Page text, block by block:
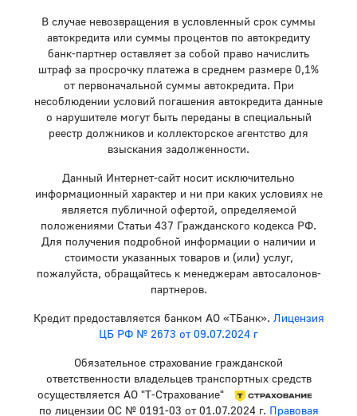
В случае невозвращения в условленный срок суммы
автокредита или суммы процентов по автокредиту
банк-партнер оставляет за собой право начислить
штраф за просрочку платежа в среднем размере 0,1%
от первоначальной суммы автокредита. При
несоблюдении условий погашения автокредита данные
о нарушителе могут быть переданы в специальный
реестр должников и коллекторское агентство для
взыскания задолженности.
Данный Интернет-сайт носит исключительно
информационный характер и ни при каких условиях не
является публичной офертой, определяемой
положениями Статьи 437 Гражданского кодекса РФ.
Для получения подробной информации о наличии и
стоимости указанных товаров и (или) услуг,
пожалуйста, обращайтесь к менеджерам автосалонов-
партнеров.
Кредит предоставляется банком АО «ТБанк». Лицензия
ЦБ РФ № 2673 от 09.07.2024 г
Обязательное страхование гражданской
ответственности владельцев транспортных средств
осуществляется АО "Т-Страхование"
по лицензии ОС № 0191-03 от 01.07.2024 г. Правовая